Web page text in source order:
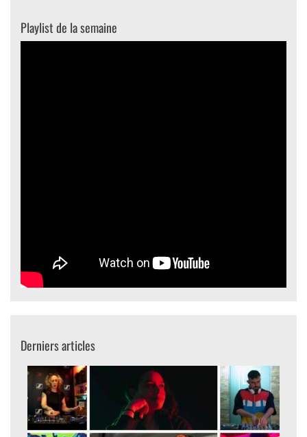
Playlist de la semaine
Derniers articles